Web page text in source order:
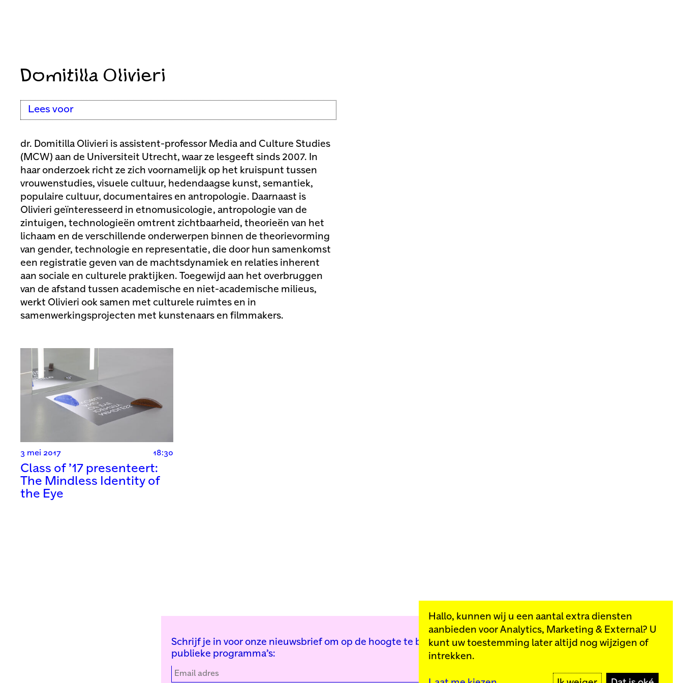
Domitilla Olivieri
Lees voor
dr. Domitilla Olivieri is assistent-professor Media and Culture Studies
(MCW) aan de Universiteit Utrecht, waar ze lesgeeft sinds 2007. In
haar onderzoek richt ze zich voornamelijk op het kruispunt tussen
vrouwenstudies, visuele cultuur, hedendaagse kunst, semantiek,
populaire cultuur, documentaires en antropologie. Daarnaast is
Olivieri geïnteresseerd in etnomusicologie, antropologie van de
zintuigen, technologieën omtrent zichtbaarheid, theorieën van het
lichaam en de verschillende onderwerpen binnen de theorievorming
van gender, technologie en representatie, die door hun samenkomst
een registratie geven van de machtsdynamiek en relaties inherent
aan sociale en culturele praktijken. Toegewijd aan het overbruggen
van de afstand tussen academische en niet-academische milieus,
werkt Olivieri ook samen met culturele ruimtes en in
samenwerkingsprojecten met kunstenaars en filmmakers.
3 mei 2017 18:30
Class of ’17 presenteert:
The Mindless Identity of
the Eye
Schrijf je in voor onze nieuwsbrief om op de hoogte te blijven van onze
publieke programma’s:
Hallo, kunnen wij u een aantal extra diensten
aanbieden voor Analytics, Marketing & External? U
kunt uw toestemming later altijd nog wijzigen of
intrekken.